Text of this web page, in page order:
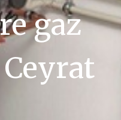
gaz
Ceyrat